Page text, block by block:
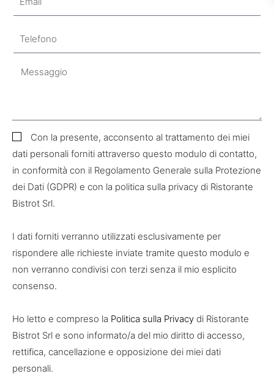
Con la presente, acconsento al trattamento dei miei
dati personali forniti attraverso questo modulo di contatto,
in conformità con il Regolamento Generale sulla Protezione
dei Dati (GDPR) e con la politica sulla privacy di Ristorante
Bistrot Srl.
I dati forniti verranno utilizzati esclusivamente per
rispondere alle richieste inviate tramite questo modulo e
non verranno condivisi con terzi senza il mio esplicito
consenso.
Ho letto e compreso la Politica sulla Privacy di Ristorante
Bistrot Srl e sono informato/a del mio diritto di accesso,
rettifica, cancellazione e opposizione dei miei dati
personali.